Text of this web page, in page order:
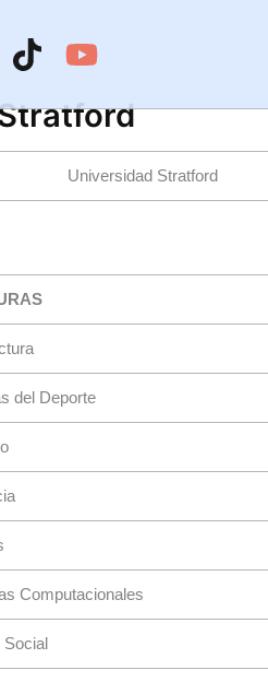
Universidad Stratford
del Deporte
Computacionales
Social